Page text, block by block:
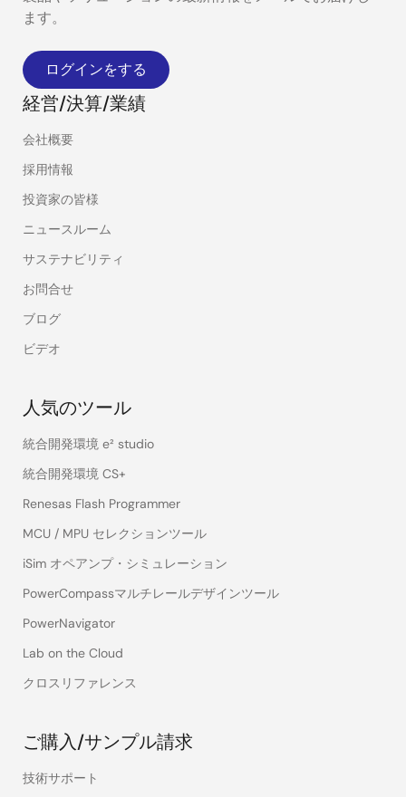
ます。
ログインをする
経営/決算/業績
会社概要
採用情報
投資家の皆様
ニュースルーム
サステナビリティ
お問合せ
ブログ
ビデオ
人気のツール
統合開発環境 e² studio
統合開発環境 CS+
Renesas Flash Programmer
MCU / MPU セレクションツール
iSim オペアンプ・シミュレーション
PowerCompassマルチレールデザインツール
PowerNavigator
Lab on the Cloud
クロスリファレンス
ご購入/サンプル請求
技術サポート